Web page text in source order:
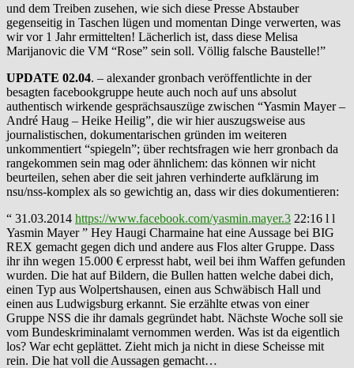
und dem Treiben zusehen, wie sich diese Presse Abstauber
gegenseitig in Taschen lügen und momentan Dinge verwerten, was
wir vor 1 Jahr ermittelten! Lächerlich ist, dass diese Melisa
Marijanovic die VM “Rose” sein soll. Völlig falsche Baustelle!”
UPDATE 02.04. – alexander gronbach veröffentlichte in der
besagten facebookgruppe heute auch noch auf uns absolut
authentisch wirkende gesprächsauszüge zwischen “Yasmin Mayer –
André Haug – Heike Heilig”, die wir hier auszugsweise aus
journalistischen, dokumentarischen gründen im weiteren
unkommentiert “spiegeln”; über rechtsfragen wie herr gronbach da
rangekommen sein mag oder ähnlichem: das können wir nicht
beurteilen, sehen aber die seit jahren verhinderte aufklärung im
nsu/nss-komplex als so gewichtig an, dass wir dies dokumentieren:
“ 31.03.2014 https://www.facebook.com/yasmin.mayer.3 22:16 l l
Yasmin Mayer ” Hey Haugi Charmaine hat eine Aussage bei BIG
REX gemacht gegen dich und andere aus Flos alter Gruppe. Dass
ihr ihn wegen 15.000 € erpresst habt, weil bei ihm Waffen gefunden
wurden. Die hat auf Bildern, die Bullen hatten welche dabei dich,
einen Typ aus Wolpertshausen, einen aus Schwäbisch Hall und
einen aus Ludwigsburg erkannt. Sie erzählte etwas von einer
Gruppe NSS die ihr damals gegründet habt. Nächste Woche soll sie
vom Bundeskriminalamt vernommen werden. Was ist da eigentlich
los? War echt geplättet. Zieht mich ja nicht in diese Scheisse mit
rein. Die hat voll die Aussagen gemacht…